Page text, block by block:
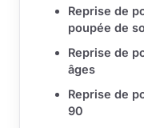
Reprise de
poupée de
Reprise de
âges
Reprise de
90